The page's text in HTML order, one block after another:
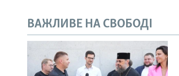
ВАЖЛИВЕ НА СВОБОДІ